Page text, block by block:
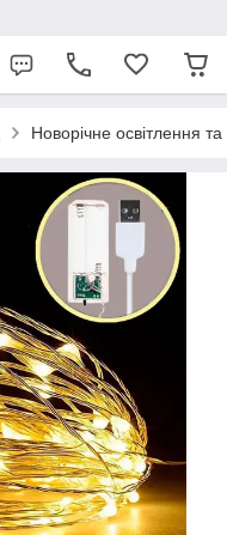
Новорічне освітлення